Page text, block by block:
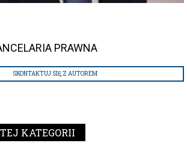
PRAWNA
SKONTAKTUJ SIĘ Z AUTOREM
KATEGORII